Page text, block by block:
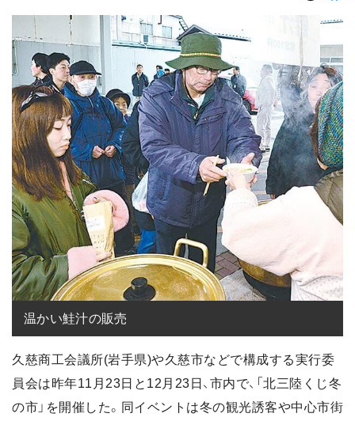
温かい鮭汁の販売
久慈商工会議所(岩手県)や久慈市などで構成する実行委
員会は昨年11月23日と12月23日、市内で、「北三陸くじ冬
の市」を開催した。同イベントは冬の観光誘客や中心市街